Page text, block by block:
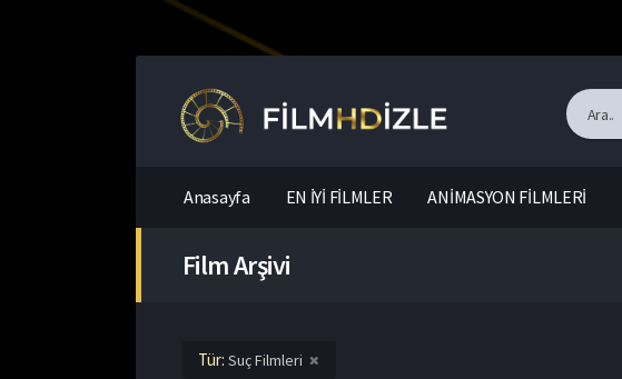
Anasayfa EN İYİ FİLMLER ANİMASYON FİLMLERİ
Film Arşivi
Tür: Suç Filmleri